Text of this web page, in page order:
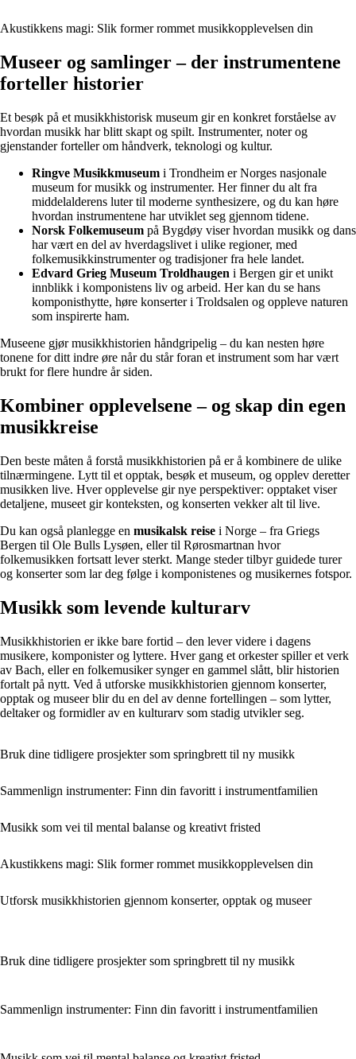
Akustikkens magi: Slik former rommet musikkopplevelsen din
Museer og samlinger – der instrumentene
forteller historier
Et besøk på et musikkhistorisk museum gir en konkret forståelse av
hvordan musikk har blitt skapt og spilt. Instrumenter, noter og
gjenstander forteller om håndverk, teknologi og kultur.
Ringve Musikkmuseum i Trondheim er Norges nasjonale
museum for musikk og instrumenter. Her finner du alt fra
middelalderens luter til moderne synthesizere, og du kan høre
hvordan instrumentene har utviklet seg gjennom tidene.
Norsk Folkemuseum på Bygdøy viser hvordan musikk og dans
har vært en del av hverdagslivet i ulike regioner, med
folkemusikkinstrumenter og tradisjoner fra hele landet.
Edvard Grieg Museum Troldhaugen i Bergen gir et unikt
innblikk i komponistens liv og arbeid. Her kan du se hans
komponisthytte, høre konserter i Troldsalen og oppleve naturen
som inspirerte ham.
Museene gjør musikkhistorien håndgripelig – du kan nesten høre
tonene for ditt indre øre når du står foran et instrument som har vært
brukt for flere hundre år siden.
Kombiner opplevelsene – og skap din egen
musikkreise
Den beste måten å forstå musikkhistorien på er å kombinere de ulike
tilnærmingene. Lytt til et opptak, besøk et museum, og opplev deretter
musikken live. Hver opplevelse gir nye perspektiver: opptaket viser
detaljene, museet gir konteksten, og konserten vekker alt til live.
Du kan også planlegge en musikalsk reise i Norge – fra Griegs
Bergen til Ole Bulls Lysøen, eller til Rørosmartnan hvor
folkemusikken fortsatt lever sterkt. Mange steder tilbyr guidede turer
og konserter som lar deg følge i komponistenes og musikernes fotspor.
Musikk som levende kulturarv
Musikkhistorien er ikke bare fortid – den lever videre i dagens
musikere, komponister og lyttere. Hver gang et orkester spiller et verk
av Bach, eller en folkemusiker synger en gammel slått, blir historien
fortalt på nytt. Ved å utforske musikkhistorien gjennom konserter,
opptak og museer blir du en del av denne fortellingen – som lytter,
deltaker og formidler av en kulturarv som stadig utvikler seg.
Bruk dine tidligere prosjekter som springbrett til ny musikk
Sammenlign instrumenter: Finn din favoritt i instrumentfamilien
Musikk som vei til mental balanse og kreativt fristed
Akustikkens magi: Slik former rommet musikkopplevelsen din
Utforsk musikkhistorien gjennom konserter, opptak og museer
Bruk dine tidligere prosjekter som springbrett til ny musikk
Sammenlign instrumenter: Finn din favoritt i instrumentfamilien